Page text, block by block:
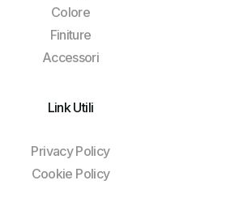
Colore
Finiture
Accessori
Link Utili
Privacy Policy
Cookie Policy